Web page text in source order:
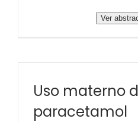
Ver
Uso materno
paracetamol